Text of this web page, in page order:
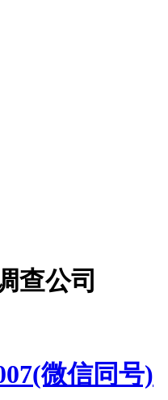
查公司
微信同号)